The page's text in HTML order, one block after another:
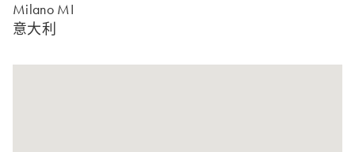
Milano MI
意大利